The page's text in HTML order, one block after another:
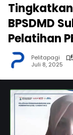
BPSDMD
Pelatihan
Pelitapagi
Juli 8, 2025